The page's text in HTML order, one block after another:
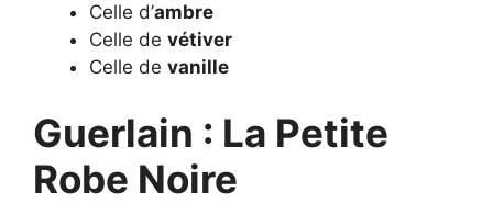
Celle d’ambre
Celle de vétiver
Celle de vanille
Guerlain : La Petite
Robe Noire